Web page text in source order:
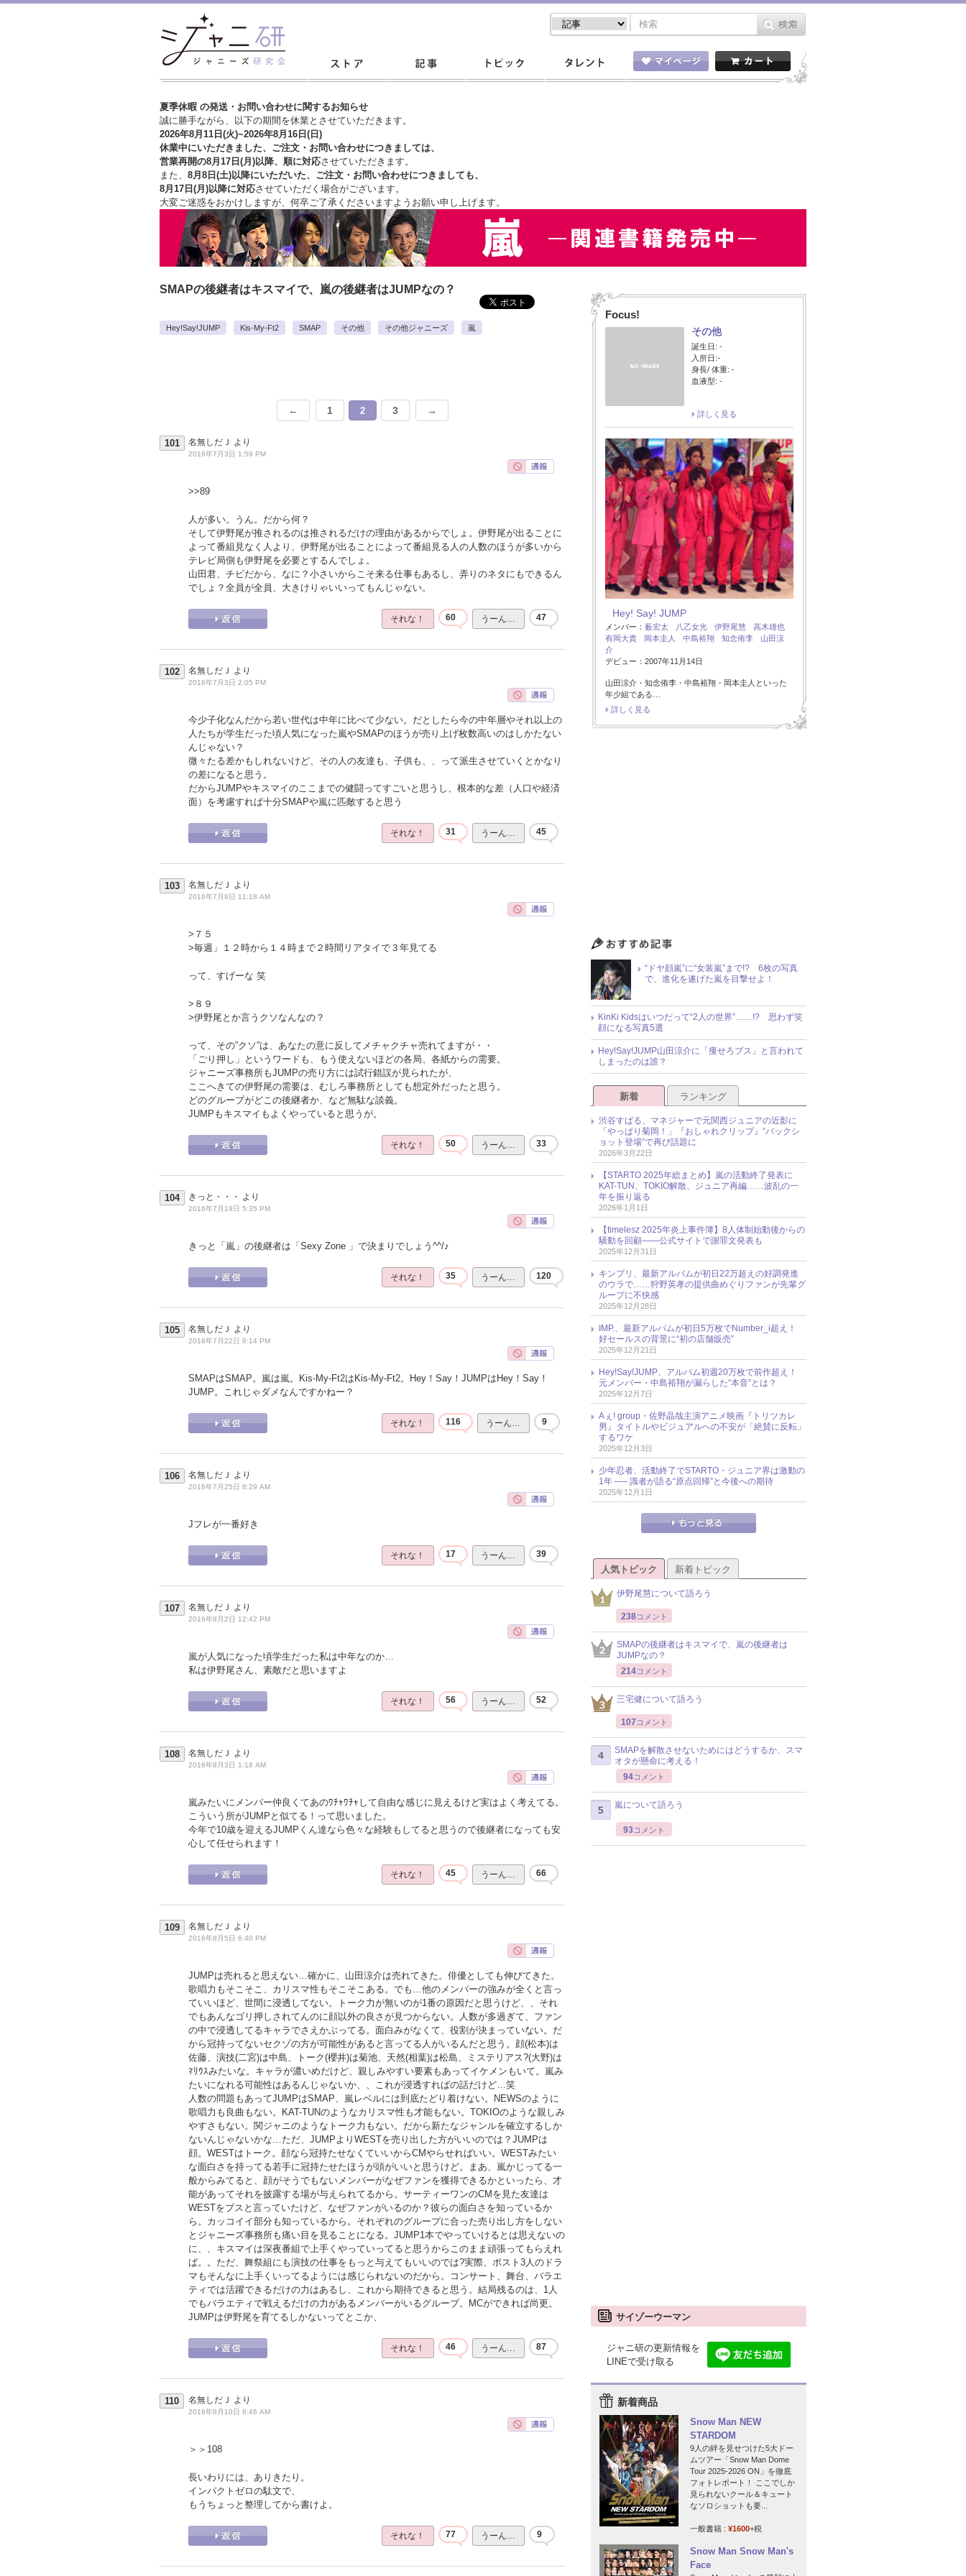
夏季休暇 の発送・お問い合わせに関するお知らせ
誠に勝手ながら、以下の期間を休業とさせていただきます。
2026年8月11日(火)~2026年8月16日(日)
休業中にいただきました、ご注文・お問い合わせにつきましては、
営業再開の8月17日(月)以降、順に対応させていただきます。
また、 8月8日(土)以降にいただいた、ご注文・ お問い合わせにつきましても、
8月17日(月)以降に対応させていただく場合がございます。
大変ご迷惑をおかけしますが、 何卒ご了承くださいますようお願い申し上げます。
SMAPの後継者はキスマイで、嵐の後継者はJUMPなの？
Hey!Say!JUMP Kis-My-Ft2 SMAP その他 その他ジャニーズ 嵐
← 1 2 3 →
101 名無しだＪ より
2016年7月3日 1:59 PM
>>89
人が多い。うん。だから何？
そして伊野尾が推されるのは推されるだけの理由があるからでしょ。伊野尾が出ることに
よって番組見なく人より、伊野尾が出ることによって番組見る人の人数のほうが多いから
テレビ局側も伊野尾を必要とするんでしょ。
山田君、チビだから、なに？小さいからこそ来る仕事もあるし、弄りのネタにもできるん
でしょ？全員が全員、大きけりゃいいってもんじゃない。
それな！ 60 うーん… 47
102 名無しだＪ より
2016年7月3日 2:05 PM
今少子化なんだから若い世代は中年に比べて少ない。だとしたら今の中年層やそれ以上の
人たちが学生だった頃人気になった嵐やSMAPのほうが売り上げ枚数高いのはしかたない
んじゃない？
微々たる差かもしれないけど、その人の友達も、子供も、、って派生させていくとかなり
の差になると思う。
だからJUMPやキスマイのここまでの健闘ってすごいと思うし、根本的な差（人口や経済
面）を考慮すれば十分SMAPや嵐に匹敵すると思う
それな！ 31 うーん… 45
103 名無しだＪ より
2016年7月9日 11:18 AM
>７５
>毎週」１２時から１４時まで２時間リアタイで３年見てる
って、すげーな 笑
>８９
>伊野尾とか言うクソなんなの？
って、その”クソ”は、あなたの意に反してメチャクチャ売れてますが・・
「ごり押し」というワードも、もう使えないほどの各局、各紙からの需要。
ジャニーズ事務所もJUMPの売り方には試行錯誤が見られたが、
ここへきての伊野尾の需要は、むしろ事務所としても想定外だったと思う。
どのグループがどこの後継者か、など無駄な談義。
JUMPもキスマイもよくやっていると思うが。
それな！ 50 うーん… 33
104 きっと・・・ より
2016年7月19日 5:35 PM
きっと「嵐」の後継者は「Sexy Zone 」で決まりでしょう^^/♪
それな！ 35 うーん… 120
105 名無しだＪ より
2016年7月22日 9:14 PM
SMAPはSMAP。嵐は嵐。Kis-My-Ft2はKis-My-Ft2。Hey！Say！JUMPはHey！Say！
JUMP。これじゃダメなんですかねー？
それな！ 116 うーん… 9
106 名無しだＪ より
2016年7月25日 8:29 AM
Jフレが一番好き
それな！ 17 うーん… 39
107 名無しだＪ より
2016年8月2日 12:42 PM
嵐が人気になった頃学生だった私は中年なのか…
私は伊野尾さん、素敵だと思いますよ
それな！ 56 うーん… 52
108 名無しだＪ より
2016年8月3日 1:18 AM
嵐みたいにメンバー仲良くてあのﾜﾁｬﾜﾁｬして自由な感じに見えるけど実はよく考えてる。
こういう所がJUMPと似てる！って思いました。
今年で10歳を迎えるJUMPくん達なら色々な経験もしてると思うので後継者になっても安
心して任せられます！
それな！ 45 うーん… 66
109 名無しだＪ より
2016年8月5日 6:40 PM
JUMPは売れると思えない…確かに、山田涼介は売れてきた。俳優としても伸びてきた。
歌唱力もそこそこ、カリスマ性もそこそこある。でも…他のメンバーの強みが全くと言っ
ていいほど、世間に浸透してない。トーク力が無いのが1番の原因だと思うけど、、それ
でもあんなゴリ押しされてんのに顔以外の良さが見つからない。人数が多過ぎて、ファン
の中で浸透してるキャラでさえかぶってる。面白みがなくて、役割が決まっていない。だ
から冠持ってないセクゾの方が可能性があると言ってる人がいるんだと思う。顔(松本)は
佐藤、演技(二宮)は中島、トーク(櫻井)は菊池、天然(相葉)は松島、ミステリアス?(大野)は
ﾏﾘｳｽみたいな。キャラが濃いめだけど、親しみやすい要素もあってイケメンもいて。嵐み
たいになれる可能性はあるんじゃないか、、これが浸透すればの話だけど…笑
人数の問題もあってJUMPはSMAP、嵐レベルには到底たどり着けない。NEWSのように
歌唱力も良曲もない。KAT-TUNのようなカリスマ性も才能もない。TOKIOのような親しみ
やすさもない。関ジャニのようなトーク力もない。だから新たなジャンルを確立するしか
ないんじゃないかな…ただ、JUMPよりWESTを売り出した方がいいのでは？JUMPは
顔。WESTはトーク。顔なら冠持たせなくていいからCMやらせればいい。WESTみたい
な面白さを持ってる若手に冠持たせたほうが頭がいいと思うけど。まあ、嵐かじってる一
般からみてると、顔がそうでもないメンバーがなぜファンを獲得できるかといったら、才
能があってそれを披露する場が与えられてるから。サーティーワンのCMを見た友達は
WESTをブスと言っていたけど、なぜファンがいるのか？彼らの面白さを知っているか
ら。カッコイイ部分も知っているから。それぞれのグループに合った売り出し方をしない
とジャニーズ事務所も痛い目を見ることになる。JUMP1本でやっていけるとは思えないの
に、、キスマイは深夜番組で上手くやっていってると思うからこのまま頑張ってもらえれ
ば。。ただ、舞祭組にも演技の仕事をもっと与えてもいいのでは?実際、ポスト3人のドラ
マもそんなに上手くいってるようには感じられないのだから。コンサート、舞台、バラエ
ティでは活躍できるだけの力はあるし、これから期待できると思う。結局残るのは、1人
でもバラエティで戦えるだけの力があるメンバーがいるグループ。MCができれば尚更。
JUMPは伊野尾を育てるしかないってとこか、
それな！ 46 うーん… 87
110 名無しだＪ より
2016年8月10日 8:46 AM
＞＞108
長いわりには、ありきたり。
インパクトゼロの駄文で、
もうちょっと整理してから書けよ。
それな！ 77 うーん… 9
Focus!
その他
誕生日: -
入所日:-
身長/ 体重: -
血液型: -
詳しく見る
Hey! Say! JUMP
メンバー： 薮宏太 八乙女光 伊野尾慧
高木雄也
有岡大貴
岡本圭人 中島裕翔 知念侑李
山田涼
介
デビュー：2007年11月14日
山田涼介・知念侑李・中島裕翔・岡本圭人といった
年少組である…
詳しく見る
“ドヤ顔嵐”に“女装嵐”まで!? 6枚の写真
で、進化を遂げた嵐を目撃せよ！
KinKi Kidsはいつだって“2人の世界”……!? 思わず笑
顔になる写真5選
Hey!Say!JUMP山田涼介に「痩せろブス」と言われて
しまったのは誰？
新着 ランキング
渋谷すばる、マネジャーで元関西ジュニアの近影に
「やっぱり菊岡！」『おしゃれクリップ』“バックシ
ョット登場”で再び話題に
2026年3月22日
【STARTO 2025年総まとめ】嵐の活動終了発表に
KAT-TUN、TOKIO解散、ジュニア再編……波乱の一
年を振り返る
2026年1月1日
【timelesz 2025年炎上事件簿】8人体制始動後からの
騒動を回顧――公式サイトで謝罪文発表も
2025年12月31日
キンプリ、最新アルバムが初日22万超えの好調発進
のウラで……狩野英孝の提供曲めぐりファンが先輩グ
ループに不快感
2025年12月28日
IMP.、最新アルバムが初日5万枚でNumber_i超え！
好セールスの背景に“初の店舗販売”
2025年12月21日
Hey!Say!JUMP、アルバム初週20万枚で前作超え！
元メンバー・中島裕翔が漏らした“本音”とは？
2025年12月7日
Aぇ! group・佐野晶哉主演アニメ映画『トリツカレ
男』タイトルやビジュアルへの不安が「絶賛に反転」
するワケ
2025年12月3日
少年忍者、活動終了でSTARTO・ジュニア界は激動の
1年 ── 識者が語る“原点回帰”と今後への期待
2025年12月1日
人気トピック 新着トピック
伊野尾慧について語ろう
238コメント
SMAPの後継者はキスマイで、嵐の後継者は
JUMPなの？
214コメント
三宅健について語ろう
107 コメント
SMAPを解散させないためにはどうするか、スマ
オタが懸命に考える！
94コメント
嵐について語ろう
93コメント
サイゾーウーマン
ジャニ研の更新情報を
LINEで受け取る
新着商品
Snow Man NEW
STARDOM
9人の絆を見せつけた5大ドー
ムツアー「Snow Man Dome
Tour 2025-2026 ON」を徹底
フォトレポート！ ここでしか
見られないクール＆キュート
なソロショットも要...
一般書籍 : ¥1600+税
Snow Man Snow Man's
Face